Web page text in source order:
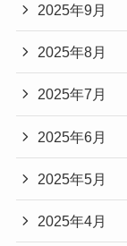
2025年9月
2025年8月
2025年7月
2025年6月
2025年5月
2025年4月